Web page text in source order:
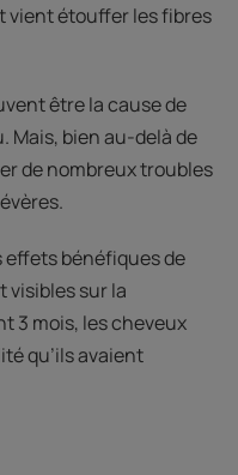
vient étouffer les fibres
être la cause de
Mais, bien au-delà de
de nombreux troubles
effets bénéfiques de
visibles sur la
3 mois, les cheveux
qu’ils avaient